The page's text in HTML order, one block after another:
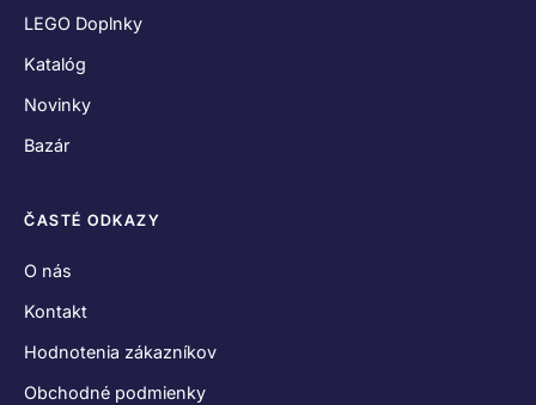
LEGO Doplnky
Katalóg
Novinky
Bazár
ČASTÉ ODKAZY
O nás
Kontakt
Hodnotenia zákazníkov
Obchodné podmienky